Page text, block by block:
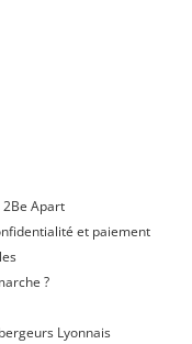
2Be Apart
et paiement
?
Lyonnais